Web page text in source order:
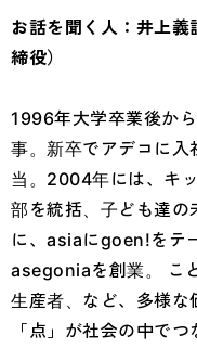
お話を聞く人：井上
締役）
1996年大学卒業後か
事。新卒でアデコに
当。2004年には、キ
部を統括、子ども達
に、asiaにgoen!をテ
asegoniaを創業。 こ
生産者、など、多様な
「点」が社会の中で